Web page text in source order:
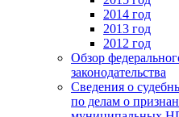
2014 год
2013 год
2012 год
Обзор
законодательства
Сведения о
по делам о